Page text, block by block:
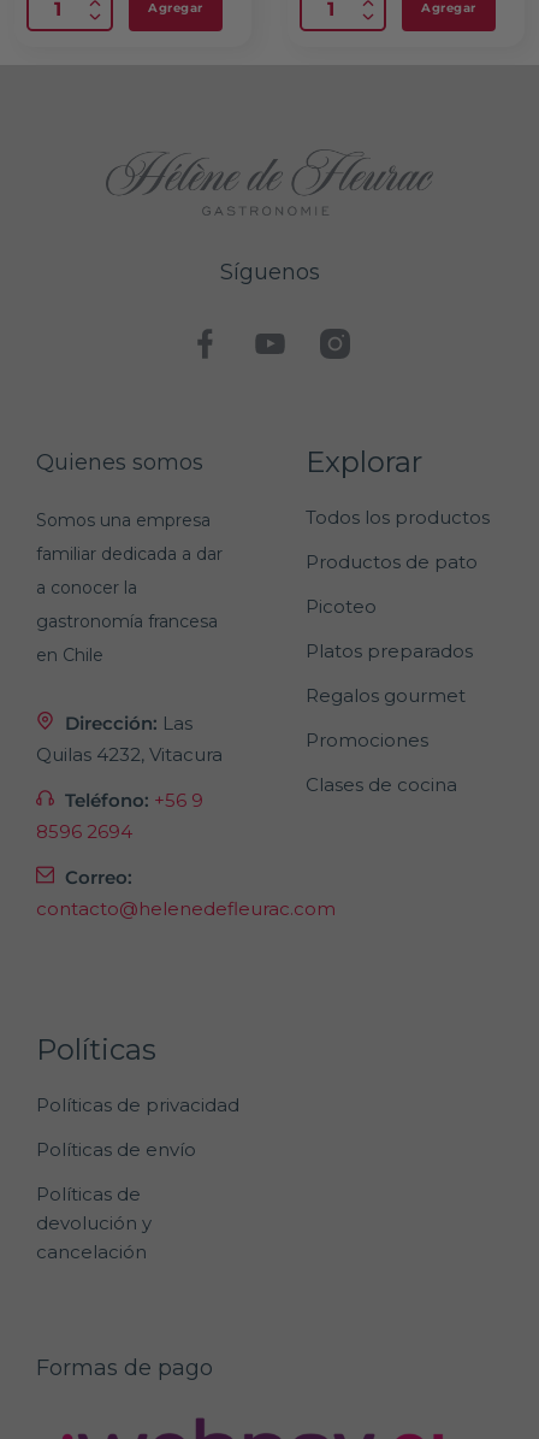
Agregar Agregar
Síguenos
Quienes somos
Somos una empresa
familiar dedicada a dar
a conocer la
gastronomía francesa
en Chile
Dirección: Las
Quilas 4232, Vitacura
Teléfono: +56 9
8596 2694
Correo:
contacto@helenedefleurac.com
Explorar
Todos los productos
Productos de pato
Picoteo
Platos preparados
Regalos gourmet
Promociones
Clases de cocina
Políticas
Políticas de privacidad
Políticas de envío
Políticas de
devolución y
cancelación
Formas de pago